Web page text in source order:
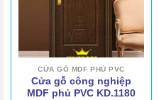
CỬA GỖ MDF PHỦ PVC
Cửa gỗ công nghiệp
MDF phủ PVC KD.1180